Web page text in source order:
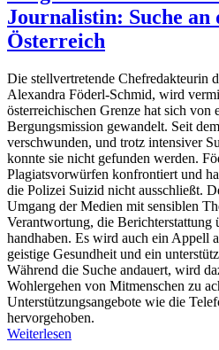
Journalistin: Suche an
Österreich
Die stellvertretende Chefredakteurin
Alexandra Föderl-Schmid, wird
österreichischen Grenze hat sich von
Bergungsmission gewandelt. Seit
verschwunden, und trotz intensiver
konnte sie nicht gefunden werden.
Plagiatsvorwürfen konfrontiert und
die Polizei Suizid nicht ausschließt.
Umgang der Medien mit sensiblen
Verantwortung, die Berichterstattung
handhaben. Es wird auch ein Appell
geistige Gesundheit und ein
Während die Suche andauert, wird
Wohlergehen von Mitmenschen zu
Unterstützungsangebote wie die
hervorgehoben.
Weiterlesen